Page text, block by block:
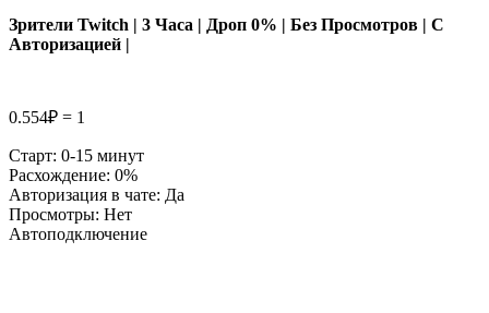
Зрители Twitch | 3 Часа | Дроп 0% | Без Просмотров | С
Авторизацией |
0.554₽ = 1
Старт: 0-15 минут
Расхождение: 0%
Авторизация в чате: Да
Просмотры: Нет
Автоподключение